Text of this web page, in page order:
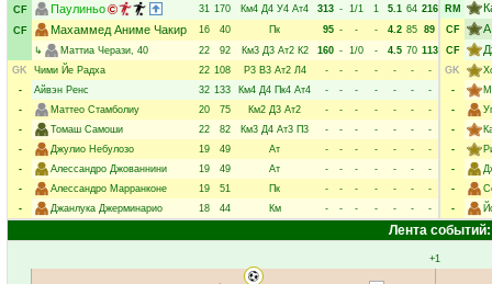
CF
Паулиньо 31 170 Км4 Д4 У4 Ат4 313 - 1/1 1 5.1 64 216
CF
Махаммед Аниме Чакир 16 40 Пк 95 - - - 4.2 85 89
↳
Маттиа Черази, 40 22 92 Км3 Д3 Ат2 К2 160 - 1/0 - 4.5 70 113
GK
Чими Йе Радха 22 108 Р3 В3 Ат2 Л4 - - - - - -
-
-
Айвэн Ренс 32 133 Км4 Д4 Пк4 Ат4 - - - - - -
-
-
Маттео Стамболиу 20 75 Км2 Д3 Ат2 - - - - - -
-
-
Томаш Самоши 22 82 Км3 Д4 Ат3 П3 - - - - - -
-
-
Джулио Небулозо 19 49 Ат - - - - - -
-
-
Алессандро Джованнини 19 49 Ат - - - - - -
-
-
Алессандро Марранконе 19 51 Пк - - - - - -
-
-
Джанлука Джерминарио 18 44 Км - - - - - - -
RM
CF
CF
GK
-
-
-
-
-
-
-
Лента событий:
+1